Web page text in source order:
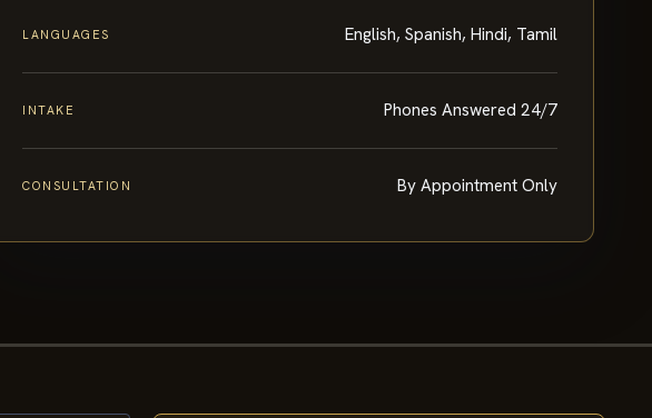
LANGUAGES English, Spanish, Hindi, Tamil
INTAKE Phones Answered 24/7
CONSULTATION By Appointment Only